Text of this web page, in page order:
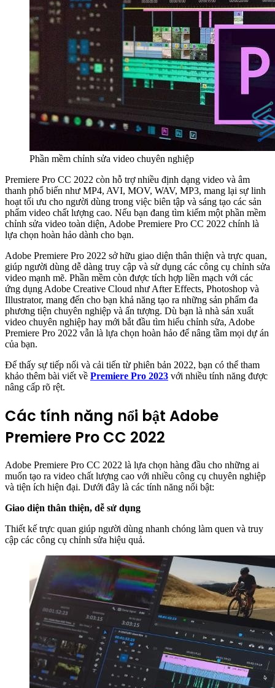
Phần mềm chỉnh sửa video chuyên nghiệp
Premiere Pro CC 2022 còn hỗ trợ nhiều định dạng video và âm
thanh phổ biến như MP4, AVI, MOV, WAV, MP3, mang lại sự linh
hoạt tối ưu cho người dùng trong việc biên tập và sáng tạo các sản
phẩm video chất lượng cao. Nếu bạn đang tìm kiếm một phần mềm
chỉnh sửa video toàn diện, Adobe Premiere Pro CC 2022 chính là
lựa chọn hoàn hảo dành cho bạn.
Adobe Premiere Pro 2022 sở hữu giao diện thân thiện và trực quan,
giúp người dùng dễ dàng truy cập và sử dụng các công cụ chỉnh sửa
video mạnh mẽ. Phần mềm còn được tích hợp liền mạch với các
ứng dụng Adobe Creative Cloud như After Effects, Photoshop và
Illustrator, mang đến cho bạn khả năng tạo ra những sản phẩm đa
phương tiện chuyên nghiệp và ấn tượng. Dù bạn là nhà sản xuất
video chuyên nghiệp hay mới bắt đầu tìm hiểu chỉnh sửa, Adobe
Premiere Pro 2022 vẫn là lựa chọn hoàn hảo để nâng tầm mọi dự án
của bạn.
Để thấy sự tiếp nối và cải tiến từ phiên bản 2022, bạn có thể tham
khảo thêm bài viết về Premiere Pro 2023 với nhiều tính năng được
nâng cấp rõ rệt.
Các tính năng nổi bật Adobe
Premiere Pro CC 2022
Adobe Premiere Pro CC 2022 là lựa chọn hàng đầu cho những ai
muốn tạo ra video chất lượng cao với nhiều công cụ chuyên nghiệp
và tiện ích hiện đại. Dưới đây là các tính năng nổi bật:
Giao diện thân thiện, dễ sử dụng
Thiết kế trực quan giúp người dùng nhanh chóng làm quen và truy
cập các công cụ chỉnh sửa hiệu quả.